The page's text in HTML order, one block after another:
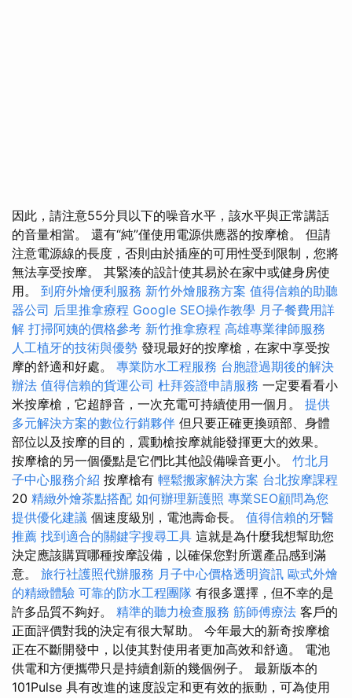
因此，請注意55分貝以下的噪音水平，該水平與正常講話
的音量相當。 還有“純”僅使用電源供應器的按摩槍。 但請
注意電源線的長度，否則由於插座的可用性受到限制，您將
無法享受按摩。 其緊湊的設計使其易於在家中或健身房使
用。 到府外燴便利服務 新竹外燴服務方案 值得信賴的助聽
器公司 后里推拿療程 Google SEO操作教學 月子餐費用詳
解 打掃阿姨的價格參考 新竹推拿療程 高雄專業律師服務
人工植牙的技術與優勢 發現最好的按摩槍，在家中享受按
摩的舒適和好處。 專業防水工程服務 台胞證過期後的解決
辦法 值得信賴的貨運公司 杜拜簽證申請服務 一定要看看小
米按摩槍，它超靜音，一次充電可持續使用一個月。 提供
多元解決方案的數位行銷夥伴 但只要正確更換頭部、身體
部位以及按摩的目的，震動槍按摩就能發揮更大的效果。
按摩槍的另一個優點是它們比其他設備噪音更小。 竹北月
子中心服務介紹 按摩槍有 輕鬆搬家解決方案 台北按摩課程
20 精緻外燴茶點搭配 如何辦理新護照 專業SEO顧問為您
提供優化建議 個速度級別，電池壽命長。 值得信賴的牙醫
推薦 找到適合的關鍵字搜尋工具 這就是為什麼我想幫助您
決定應該購買哪種按摩設備，以確保您對所選產品感到滿
意。 旅行社護照代辦服務 月子中心價格透明資訊 歐式外燴
的精緻體驗 可靠的防水工程團隊 有很多選擇，但不幸的是
許多品質不夠好。 精準的聽力檢查服務 筋師傅療法 客戶的
正面評價對我的決定有很大幫助。 今年最大的新奇按摩槍
正在不斷開發中，以使其對使用者更加高效和舒適。 電池
供電和方便攜帶只是持續創新的幾個例子。 最新版本的
101Pulse 具有改進的速度設定和更有效的振動，可為使用